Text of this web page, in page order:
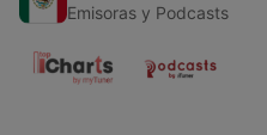
Emisoras y Podcasts